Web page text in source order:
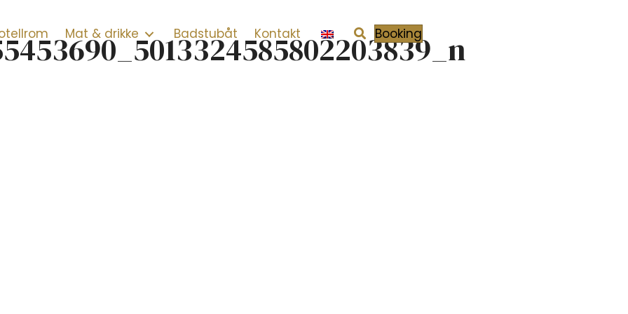
Mat & drikke Badstubåt Kontakt Booking